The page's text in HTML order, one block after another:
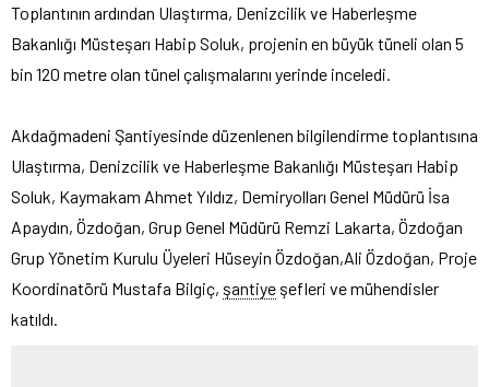
Toplantının ardından Ulaştırma, Denizcilik ve Haberleşme
Bakanlığı Müsteşarı Habip Soluk, projenin en büyük tüneli olan 5
bin 120 metre olan tünel çalışmalarını yerinde inceledi.
Akdağmadeni Şantiyesinde düzenlenen bilgilendirme toplantısına
Ulaştırma, Denizcilik ve Haberleşme Bakanlığı Müsteşarı Habip
Soluk, Kaymakam Ahmet Yıldız, Demiryolları Genel Müdürü İsa
Apaydın, Özdoğan, Grup Genel Müdürü Remzi Lakarta, Özdoğan
Grup Yönetim Kurulu Üyeleri Hüseyin Özdoğan,Ali Özdoğan, Proje
Koordinatörü Mustafa Bilgiç, şantiye şefleri ve mühendisler
katıldı.